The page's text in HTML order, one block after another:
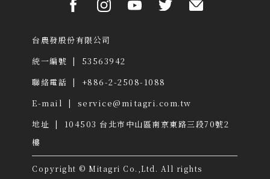
台農發股份有限公司
統一編號 | 53563942
聯絡電話 | +886-2-2508-1088
E-mail | service@mitagri.com.tw
地址 | 104503 台北市中山區南京東路三段70號2
樓
Copyright © Mitagri Co.,Ltd. All rights